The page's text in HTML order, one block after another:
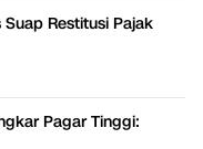
Restitusi Pajak
Pagar Tinggi: